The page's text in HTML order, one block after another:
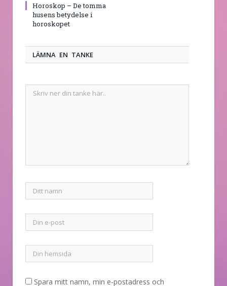
Horoskop – De tomma
husens betydelse i
horoskopet
LÄMNA EN TANKE
Spara mitt namn, min e-postadress och